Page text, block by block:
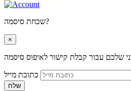
שכחת סיסמה?
×
שלכם עבור קבלת קישור לאיפוס סיסמה
שלח